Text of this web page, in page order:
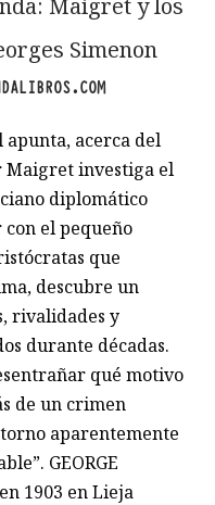
Simenon
acerca del
Maigret investiga el
diplomático
el pequeño
que
descubre un
rivalidades y
durante décadas.
qué motivo
de un crimen
aparentemente
GEORGE
1903 en Lieja